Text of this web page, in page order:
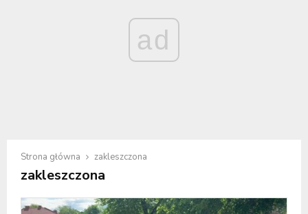
ad
Strona główna zakleszczona
zakleszczona